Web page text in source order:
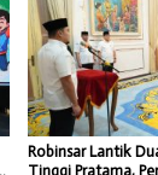
Robinsar Lantik
Tinggi Pratama,